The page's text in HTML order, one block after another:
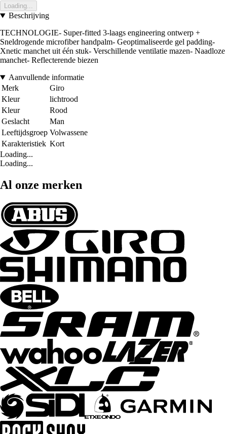
Loading...
Beschrijving
TECHNOLOGIE- Super-fitted 3-laags engineering ontwerp +
Sneldrogende microfiber handpalm- Geoptimaliseerde gel padding-
Xnetic manchet uit één stuk- Verschillende ventilatie mazen- Naadloze
manchet- Reflecterende biezen
Aanvullende informatie
Merk
Giro
Kleur
lichtrood
Kleur
Rood
Geslacht
Man
Leeftijdsgroep Volwassene
Karakteristiek Kort
Loading...
Loading...
Al onze merken